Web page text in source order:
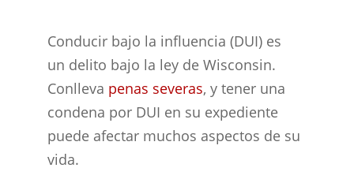
Conducir bajo la influencia (DUI) es
un delito bajo la ley de Wisconsin.
Conlleva penas severas, y tener una
condena por DUI en su expediente
puede afectar muchos aspectos de su
vida.